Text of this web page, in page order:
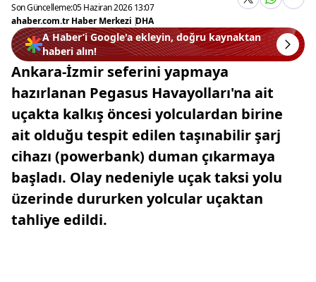
Son Güncelleme:05 Haziran 2026 13:07
ahaber.com.tr Haber Merkezi |DHA
A Haber’i Google'a ekleyin, doğru kaynaktan
haberi alın!
Ankara-İzmir seferini yapmaya
hazırlanan Pegasus Havayolları'na ait
uçakta kalkış öncesi yolculardan birine
ait olduğu tespit edilen taşınabilir şarj
cihazı (powerbank) duman çıkarmaya
başladı. Olay nedeniyle uçak taksi yolu
üzerinde dururken yolcular uçaktan
tahliye edildi.